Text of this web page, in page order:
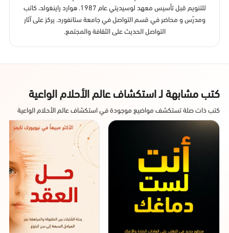
للتنويم قبل تأسيس معهد لوسيديتي عام 1987. هوارد راينغولد، كاتب
ومدرّس و محاضر في قسم التواصل في جامعة ستانفورد. يركز على آثار
التواصل الحديث على الثقافة والمجتمع.
كتب مشابهة لـ استكشاف عالم الأحلام الواعية
كتب ذات صلة تستكشف مواضيع موجودة في استكشاف عالم الأحلام الواعية